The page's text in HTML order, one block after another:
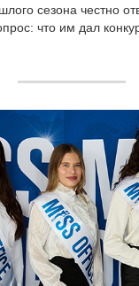
сезона честно
что им дал